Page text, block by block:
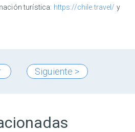
turística: https://chile.travel/ y
Siguiente >